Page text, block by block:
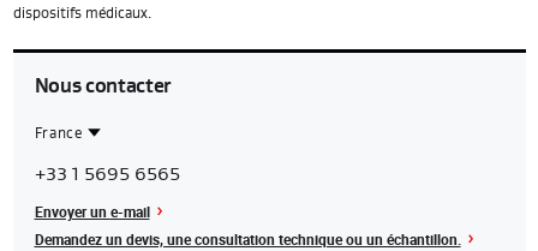
dispositifs médicaux.
Nous contacter
France
France
+33 1 5695 6565
Envoyer un e-mail
Demandez un devis, une consultation technique ou un échantillon.